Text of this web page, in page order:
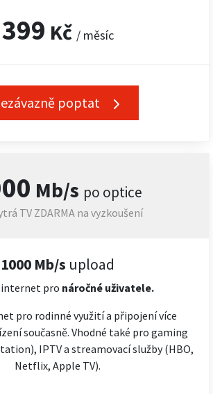
399 Kč / měsíc
poptat
Mb/s po optice
TV ZDARMA na vyzkoušení
1000 Mb/s upload
pro náročné uživatele.
pro rodinné využití a připojení více
současně. Vhodné také pro gaming
IPTV a streamovací služby (HBO,
Netflix, Apple TV).